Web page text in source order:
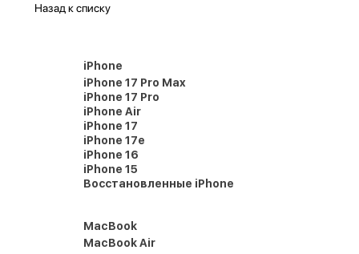
Назад к списку
iPhone
iPhone 17 Pro Max
iPhone 17 Pro
iPhone Air
iPhone 17
iPhone 17e
iPhone 16
iPhone 15
Восстановленные iPhone
MacBook
MacBook Air